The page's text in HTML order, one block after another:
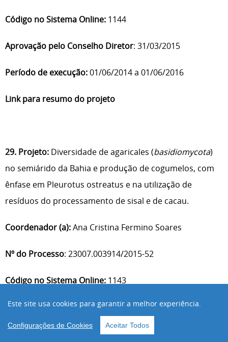
Este site usa cookies para garantir a melhor experiência.
Configurações de Cookies Aceitar Todos
Código no Sistema Online: 1144
Aprovação pelo Conselho Diretor: 31/03/2015
Período de execução:01/06/2014 a 01/06/2016
Link para resumo do projeto
29. Projeto: Diversidade de agaricales (basidiomycota)
no semiárido da Bahia e produção de cogumelos, com
ênfase em Pleurotus ostreatus e na utilização de
resíduos do processamento de sisal e de cacau.
Coordenador (a):Ana Cristina Fermino Soares
Nº do Processo: 23007.003914/2015-52
Código no Sistema Online: 1143
Aprovação pelo Conselho Diretor : 31/03/2015
Período de execução: 01/06/2014 a 01/06/2017